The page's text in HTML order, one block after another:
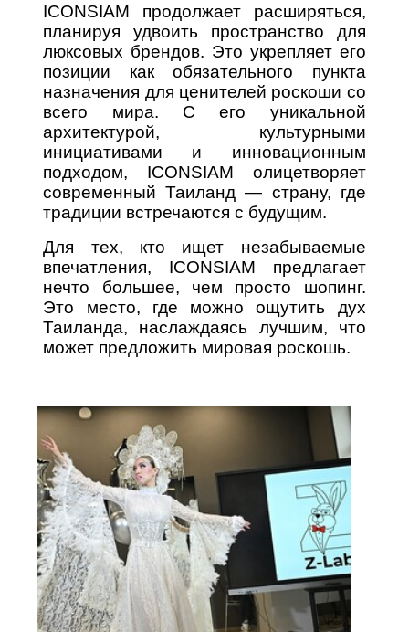
ICONSIAM продолжает расширяться,
планируя удвоить пространство для
люксовых брендов. Это укрепляет его
позиции как обязательного пункта
назначения для ценителей роскоши со
всего мира. С его уникальной
архитектурой, культурными
инициативами и инновационным
подходом, ICONSIAM олицетворяет
современный Таиланд — страну, где
традиции встречаются с будущим.
Для тех, кто ищет незабываемые
впечатления, ICONSIAM предлагает
нечто большее, чем просто шопинг.
Это место, где можно ощутить дух
Таиланда, наслаждаясь лучшим, что
может предложить мировая роскошь.